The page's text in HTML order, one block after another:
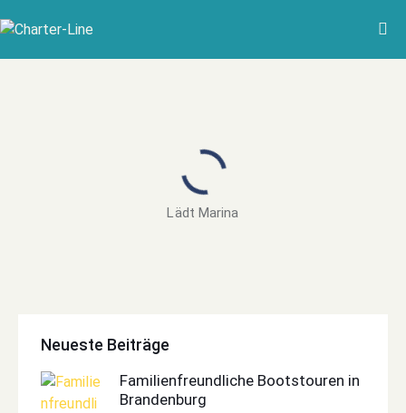
Lädt Marina
Neueste Beiträge
Familienfreundliche Bootstouren in
Brandenburg